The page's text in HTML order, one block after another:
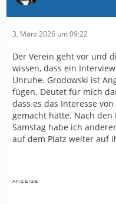
3. März 2026 um 09:22
Der Verein geht vor und
wissen, dass ein
Unruhe. Grodowski ist
fügen. Deutet für mich
dass es das Interesse
gemacht hätte. Nach den
Samstag habe ich
auf dem Platz weiter auf